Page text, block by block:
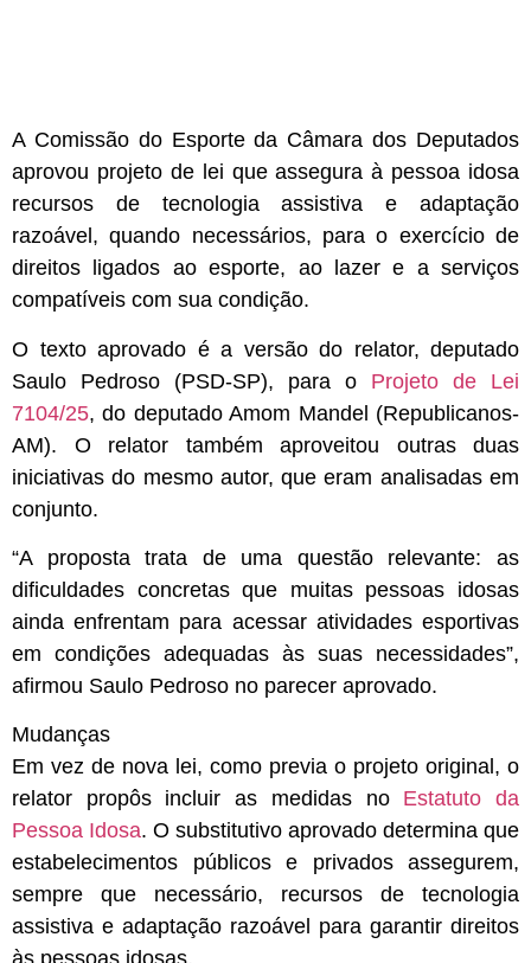
A Comissão do Esporte da Câmara dos Deputados
aprovou projeto de lei que assegura à pessoa idosa
recursos de tecnologia assistiva e adaptação
razoável, quando necessários, para o exercício de
direitos ligados ao esporte, ao lazer e a serviços
compatíveis com sua condição.
O texto aprovado é a versão do relator, deputado
Saulo Pedroso (PSD-SP), para o Projeto de Lei
7104/25, do deputado Amom Mandel (Republicanos-
AM). O relator também aproveitou outras duas
iniciativas do mesmo autor, que eram analisadas em
conjunto.
“A proposta trata de uma questão relevante: as
dificuldades concretas que muitas pessoas idosas
ainda enfrentam para acessar atividades esportivas
em condições adequadas às suas necessidades”,
afirmou Saulo Pedroso no parecer aprovado.
Mudanças
Em vez de nova lei, como previa o projeto original, o
relator propôs incluir as medidas no Estatuto da
Pessoa Idosa. O substitutivo aprovado determina que
estabelecimentos públicos e privados assegurem,
sempre que necessário, recursos de tecnologia
assistiva e adaptação razoável para garantir direitos